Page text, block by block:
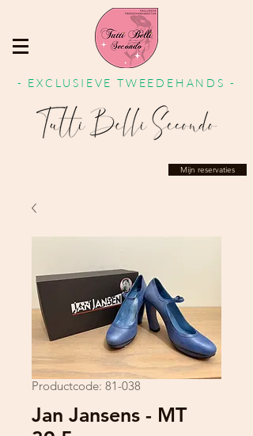
- EXCLUSIEVE TWEEDEHANDS -
Mijn reservaties
Productcode: 81-038
Jan Jansens - MT